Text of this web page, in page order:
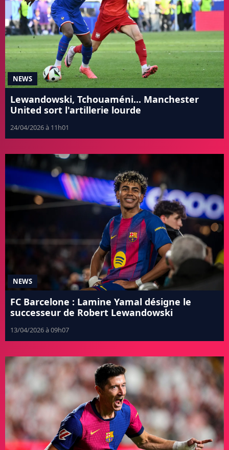
NEWS
Lewandowski, Tchouaméni... Manchester
United sort l'artillerie lourde
24/04/2026 à 11h01
NEWS
FC Barcelone : Lamine Yamal désigne le
successeur de Robert Lewandowski
13/04/2026 à 09h07